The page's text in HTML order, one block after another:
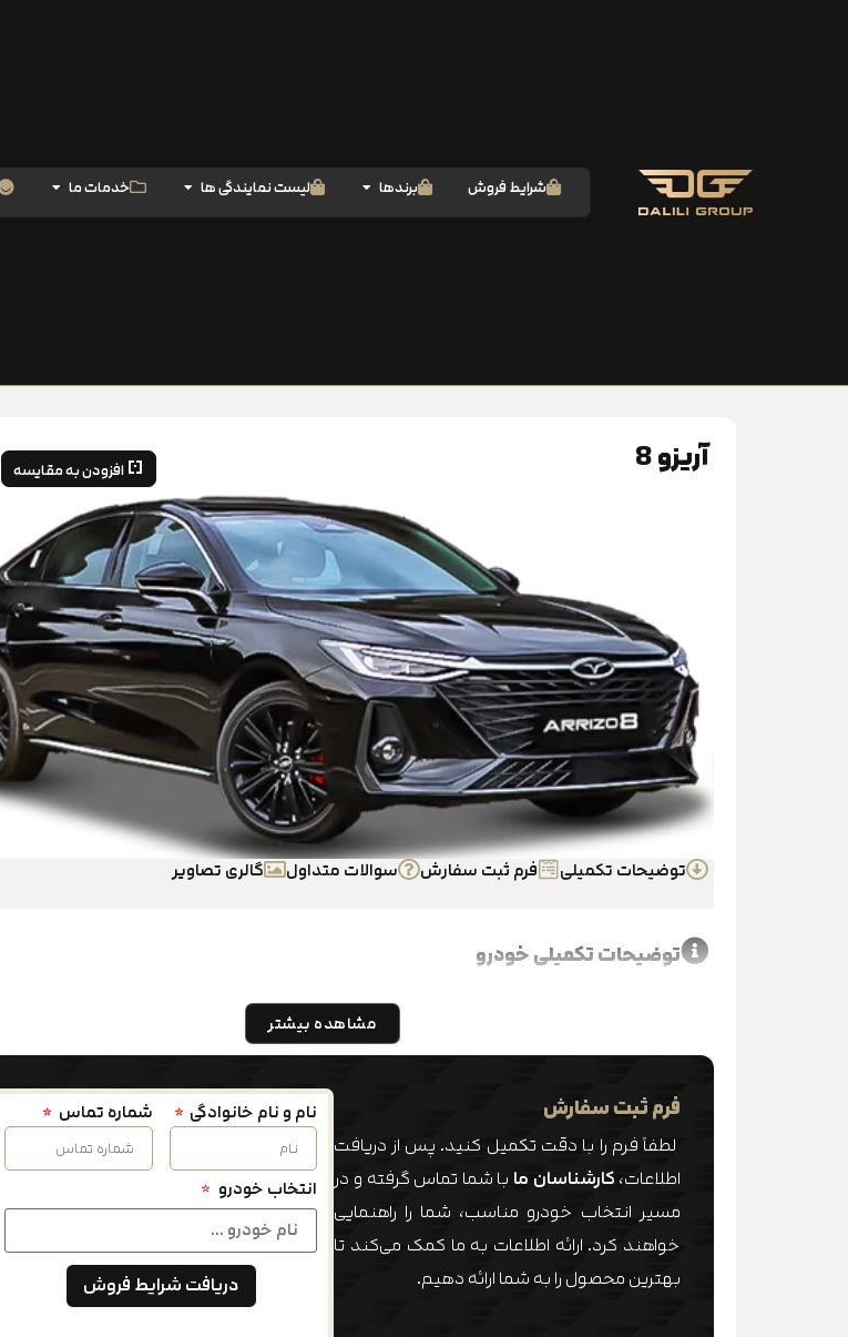
شرایط فروش برندها لیست نمایندگی ها خدمات ما
آریزو 8 افزودن به مقایسه
توضیحات تکمیلی فرم ثبت سفارش سوالات متداول گالری تصاویر
توضیحات تکمیلی خودرو
مشاهده بیشتر
فرم ثبت سفارش
لطفاً فرم را با دقت تکمیل کنید. پس از دریافت
اطلاعات،کارشناسان ما با شما تماس گرفته و در
مسیر انتخاب خودرو مناسب، شما را راهنمایی
خواهند کرد. ارائه اطلاعات به ما کمک می‌کند تا
بهترین محصول را به شما ارائه دهیم.
نام و نام خانوادگی شماره تماس
انتخاب خودرو *
دریافت شرایط فروش